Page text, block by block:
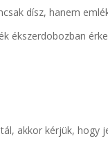
dísz, hanem
ékszerdobozban
akkor kérjük, hogy